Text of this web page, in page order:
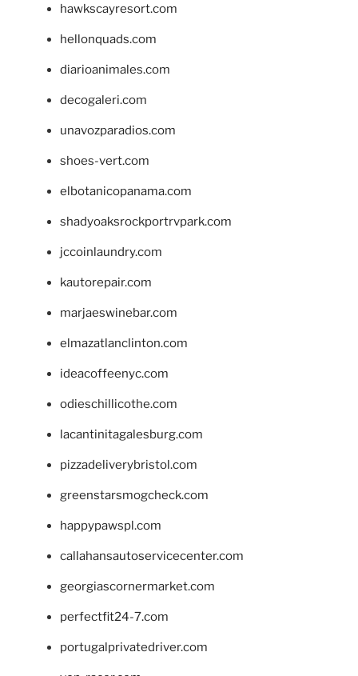
hawkscayresort.com
hellonquads.com
diarioanimales.com
decogaleri.com
unavozparadios.com
shoes-vert.com
elbotanicopanama.com
shadyoaksrockportrvpark.com
jccoinlaundry.com
kautorepair.com
marjaeswinebar.com
elmazatlanclinton.com
ideacoffeenyc.com
odieschillicothe.com
lacantinitagalesburg.com
pizzadeliverybristol.com
greenstarsmogcheck.com
happypawspl.com
callahansautoservicecenter.com
georgiascornermarket.com
perfectfit24-7.com
portugalprivatedriver.com